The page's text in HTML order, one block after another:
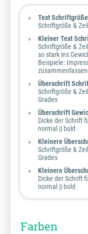
Text
Schriftgröße &
Kleiner Text
Schriftgröße &
so stark ins
Beispiele:
Überschrift
Schriftgröße &
Grades
Überschrift
Dicke der Schrift
normal || bold
Kleinere
Schriftgröße &
Grades
Kleinere
Dicke der Schrift
normal || bold
Farben